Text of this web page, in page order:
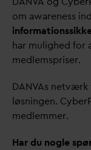
om awareness
har mulighed for
medlemspriser.
DANVAs netværk
løsningen.
medlemmer.
Har du nogle